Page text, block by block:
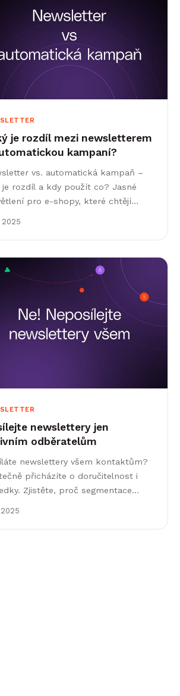
je rozdíl mezi newsletterem
kampaní?
vs. automatická kampaň –
je rozdíl a kdy použít co? Jasné
pro e-shopy, které chtějí
2025
newslettery jen
odběratelům
newslettery všem kontaktům?
přicházíte o doručitelnost i
Zjistěte, proč segmentace